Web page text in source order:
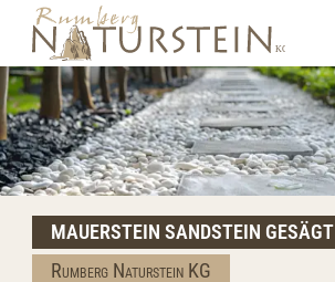
MAUERSTEIN SANDSTEIN GESÄGT
Rumberg Naturstein KG